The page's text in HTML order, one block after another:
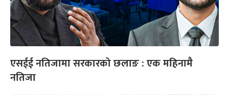
एसईई नतिजामा सरकारको छलाङ : एक महिनामै
नतिजा